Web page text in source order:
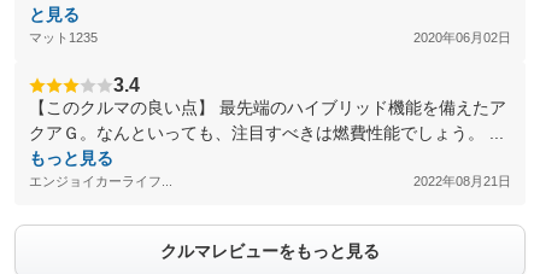
と見る
マット1235 2020年06月02日
3.4
【このクルマの良い点】 最先端のハイブリッド機能を備えたア
クアＧ。なんといっても、注目すべきは燃費性能でしょう。 ...
もっと見る
エンジョイカーライフ... 2022年08月21日
クルマレビューをもっと見る